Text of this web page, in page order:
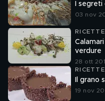
I
03 nov
verdure
28 ott
Il grano
19 nov